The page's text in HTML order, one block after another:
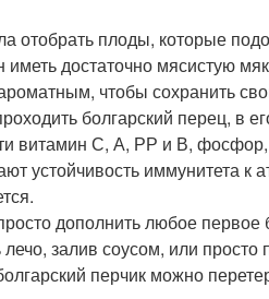
отобрать плоды, которые
достаточно мясистую
чтобы сохранить
болгарский перец, в
витамин С, А, РР и В, фосфор,
устойчивость иммунитета к
дополнить любое
залив соусом, или просто
перчик можно